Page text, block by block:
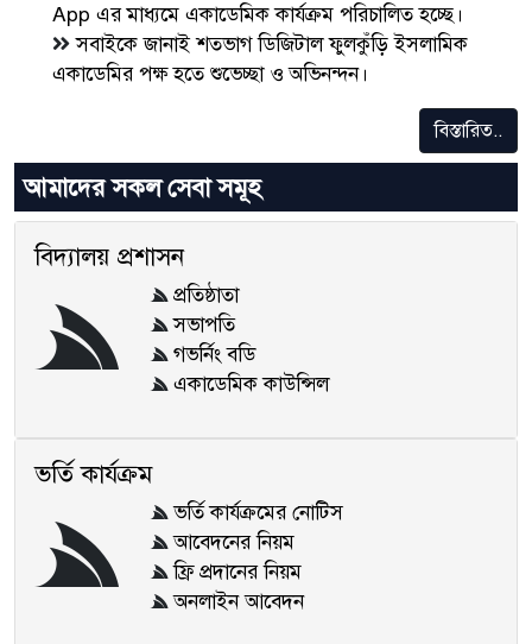
App এর মাধ্যমে একাডেমিক কার্যক্রম পরিচালিত হচ্ছে।
সবাইকে জানাই শতভাগ ডিজিটাল ফুলকুঁড়ি ইসলামিক
একাডেমির পক্ষ হতে শুভেচ্ছা ও অভিনন্দন।
বিস্তারিত..
আমাদের সকল সেবা সমূহ
বিদ্যালয় প্রশাসন
প্রতিষ্ঠাতা
সভাপতি
গভর্নিং বডি
একাডেমিক কাউন্সিল
ভর্তি কার্যক্রম
ভর্তি কার্যক্রমের নোটিস
আবেদনের নিয়ম
ফ্রি প্রদানের নিয়ম
অনলাইন আবেদন